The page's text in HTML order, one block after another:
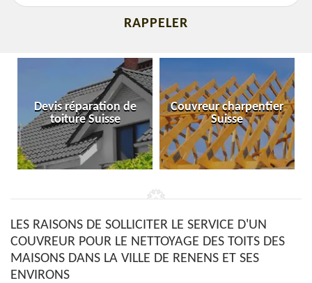
Devis réparation de
toiture Suisse
Couvreur charpentier
Suisse
LES RAISONS DE SOLLICITER LE SERVICE D'UN
COUVREUR POUR LE NETTOYAGE DES TOITS DES
MAISONS DANS LA VILLE DE RENENS ET SES
ENVIRONS